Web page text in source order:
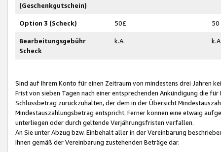
(Geschenkgutschein)
Option 3 (Scheck) 50£ 50
Bearbeitungsgebühr
Scheck
k.A.
Sind auf Ihrem Konto für einen Zeitraum von mindestens drei Jahren
Frist von sieben Tagen nach einer entsprechenden Ankündigung die
Schlussbetrag zurückzuhalten, der dem in der Übersicht
Mindestauszahlungsbetrag entspricht. Ferner können eine etwaig
unterliegen oder durch geltende Verjährungsfristen verfallen.
An Sie unter Abzug bzw. Einbehalt aller in der Vereinbarung
Ihnen gemäß der Vereinbarung zustehenden Beträge dar.